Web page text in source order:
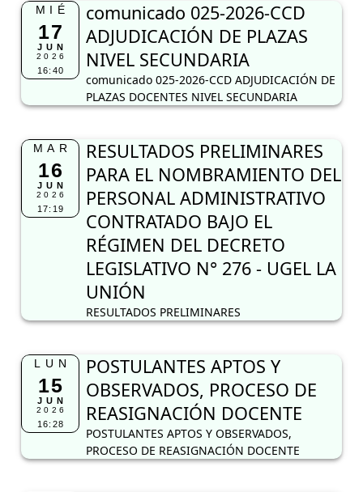
MIÉ
17
JUN
2026
16:40
comunicado 025-2026-CCD
ADJUDICACIÓN DE PLAZAS
NIVEL SECUNDARIA
comunicado 025-2026-CCD ADJUDICACIÓN DE
PLAZAS DOCENTES NIVEL SECUNDARIA
MAR
16
JUN
2026
17:19
RESULTADOS PRELIMINARES
PARA EL NOMBRAMIENTO DEL
PERSONAL ADMINISTRATIVO
CONTRATADO BAJO EL
RÉGIMEN DEL DECRETO
LEGISLATIVO N° 276 - UGEL LA
UNIÓN
RESULTADOS PRELIMINARES
LUN
15
JUN
2026
16:28
POSTULANTES APTOS Y
OBSERVADOS, PROCESO DE
REASIGNACIÓN DOCENTE
POSTULANTES APTOS Y OBSERVADOS,
PROCESO DE REASIGNACIÓN DOCENTE